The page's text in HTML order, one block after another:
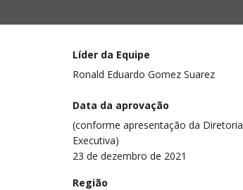
Líder da Equipe
Ronald Eduardo Gomez Suarez
Data da aprovação
(conforme apresentação da Diretoria
Executiva)
23 de dezembro de 2021
Região